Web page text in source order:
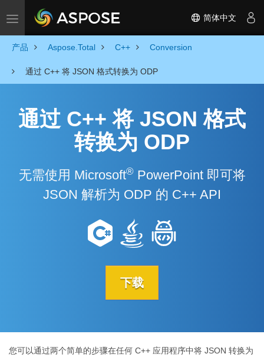
Toggle navigation 简体中文
产品 Aspose.Total C++ Conversion
通过 C++ 将 JSON 格式转换为 ODP
通过 C++ 将 JSON 格式
转换为 ODP
无需使用 Microsoft®PowerPoint 即可将
JSON 解析为 ODP 的 C++ API
下载
您可以通过两个简单的步骤在任何 C++ 应用程序中将 JSON 转换为